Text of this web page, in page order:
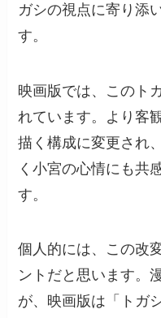
ガシの視点に寄り添
す。
映画版では、このト
れています。より客
描く構成に変更され
く小宮の心情にも共
す。
個人的には、この改
ントだと思います。
が、映画版は「トガ